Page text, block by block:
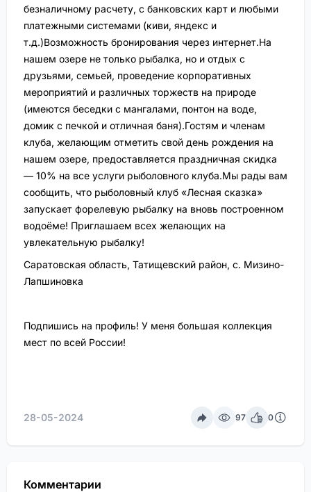
безналичному расчету, с банковских карт и любыми
платежными системами (киви, яндекс и
т.д.)Возможность бронирования через интернет.На
нашем озере не только рыбалка, но и отдых с
друзьями, семьей, проведение корпоративных
мероприятий и различных торжеств на природе
(имеются беседки с мангалами, понтон на воде,
домик с печкой и отличная баня).Гостям и членам
клуба, желающим отметить свой день рождения на
нашем озере, предоставляется праздничная скидка
— 10% на все услуги рыболовного клуба.Мы рады вам
сообщить, что рыболовный клуб «Лесная сказка»
запускает форелевую рыбалку на вновь построенном
водоёме! Приглашаем всех желающих на
увлекательную рыбалку!
Саратовская область, Татищевский район, с. Мизино-
Лапшиновка
Подпишись на профиль! У меня большая коллекция
мест по всей России!
28-05-2024 97 0
Комментарии